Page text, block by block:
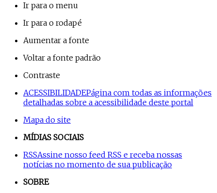
Ir para o menu
Ir para o rodapé
Aumentar a fonte
Voltar a fonte padrão
Contraste
ACESSIBILIDADEPágina com todas as informações
detalhadas sobre a acessibilidade deste portal
Mapa do site
MÍDIAS SOCIAIS
RSSAssine nosso feed RSS e receba nossas
notícias no momento de sua publicação
SOBRE